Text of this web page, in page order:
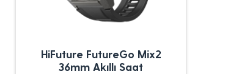
HiFuture FutureGo Mix2
36mm Akıllı Saat